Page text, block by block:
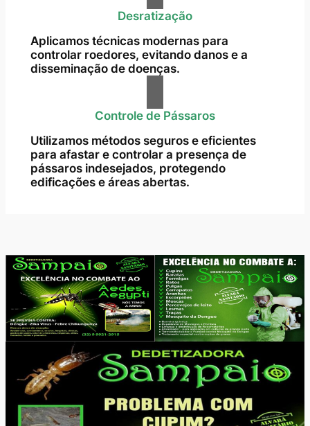
Desratização
Aplicamos técnicas modernas para
controlar roedores, evitando danos e a
disseminação de doenças.
Controle de Pássaros
Utilizamos métodos seguros e eficientes
para afastar e controlar a presença de
pássaros indesejados, protegendo
edificações e áreas abertas.